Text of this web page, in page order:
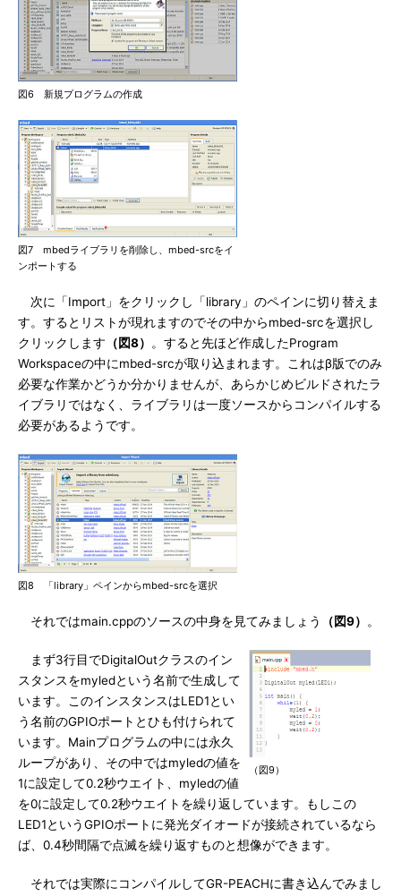
図6 新規プログラムの作成
図7 mbedライブラリを削除し、mbed-srcをイ
ンポートする
次に「Import」をクリックし「library」のペインに切り替えま
す。するとリストが現れますのでその中からmbed-srcを選択し
クリックします （図8）
。すると先ほど作成したProgram
Workspaceの中にmbed-srcが取り込まれます。これはβ版でのみ
必要な作業かどうか分かりませんが、あらかじめビルドされたラ
イブラリではなく、ライブラリは一度ソースからコンパイルする
必要があるようです。
図8 「library」ペインからmbed-srcを選択
それではmain.cppのソースの中身を見てみましょう （図9） 。
（図9）
まず3行目でDigitalOutクラスのイン
スタンスをmyledという名前で生成して
います。このインスタンスはLED1とい
う名前のGPIOポートとひも付けられて
います。Mainプログラムの中には永久
ループがあり、その中ではmyledの値を
1に設定して0.2秒ウエイト、myledの値
を0に設定して0.2秒ウエイトを繰り返しています。もしこの
LED1というGPIOポートに発光ダイオードが接続されているなら
ば、0.4秒間隔で点滅を繰り返すものと想像ができます。
それでは実際にコンパイルしてGR-PEACHに書き込んでみまし